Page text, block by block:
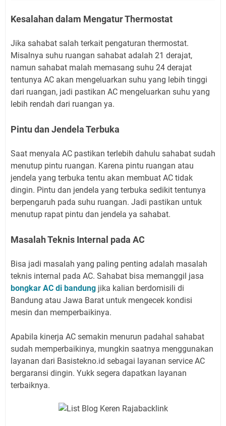
Kesalahan dalam Mengatur Thermostat
Jika sahabat salah terkait pengaturan thermostat.
Misalnya suhu ruangan sahabat adalah 21 derajat,
namun sahabat malah memasang suhu 24 derajat
tentunya AC akan mengeluarkan suhu yang lebih tinggi
dari ruangan, jadi pastikan AC mengeluarkan suhu yang
lebih rendah dari ruangan ya.
Pintu dan Jendela Terbuka
Saat menyala AC pastikan terlebih dahulu sahabat sudah
menutup pintu ruangan. Karena pintu ruangan atau
jendela yang terbuka tentu akan membuat AC tidak
dingin. Pintu dan jendela yang terbuka sedikit tentunya
berpengaruh pada suhu ruangan. Jadi pastikan untuk
menutup rapat pintu dan jendela ya sahabat.
Masalah Teknis Internal pada AC
Bisa jadi masalah yang paling penting adalah masalah
teknis internal pada AC. Sahabat bisa memanggil jasa
bongkar AC di bandung jika kalian berdomisili di
Bandung atau Jawa Barat untuk mengecek kondisi
mesin dan memperbaikinya.
Apabila kinerja AC semakin menurun padahal sahabat
sudah memperbaikinya, mungkin saatnya menggunakan
layanan dari Basistekno.id sebagai layanan service AC
bergaransi dingin. Yukk segera dapatkan layanan
terbaiknya.